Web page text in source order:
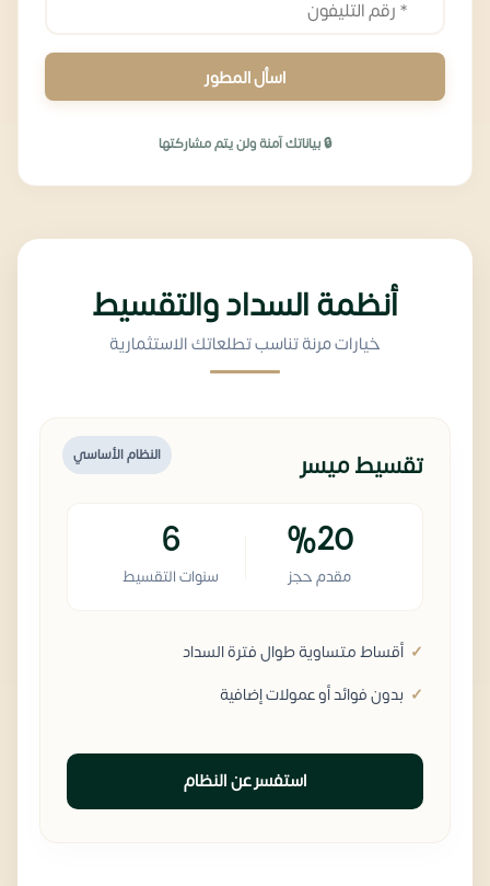
اسأل المطور
🔒 بياناتك آمنة ولن يتم مشاركتها
أنظمة السداد والتقسيط
خيارات مرنة تناسب تطلعاتك الاستثمارية
النظام الأساسي تقسيط ميسر
%20
مقدم حجز
6
سنوات التقسيط
أقساط متساوية طوال فترة السداد
بدون فوائد أو عمولات إضافية
استفسر عن النظام